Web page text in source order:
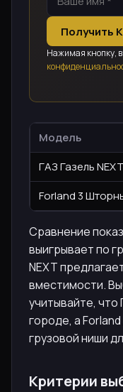
Получить
Нажимая кнопку,
Модель
ГАЗ Газель
Forland 3
Сравнение
выигрывает по
NEXT
вместимости.
учитывайте, что
городе, а
грузовой ниши
Критерии